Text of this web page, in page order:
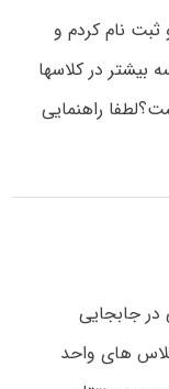
نام کردم و
کامل پرداخت کردم ولی ۲ جلسه بیشتر در کلاسها
راهنمایی
در جابجایی
های واحد